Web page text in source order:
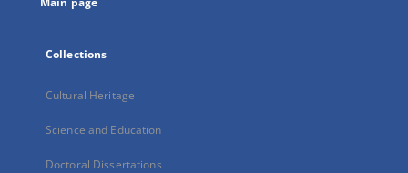
Collections
Cultural Heritage
Science and Education
Doctoral Dissertations